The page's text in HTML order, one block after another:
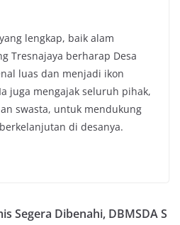
lengkap, baik alam
Tresnajaya berharap Desa
luas dan menjadi ikon
juga mengajak seluruh pihak,
swasta, untuk mendukung
di desanya.
Segera Dibenahi, DBMSDA S